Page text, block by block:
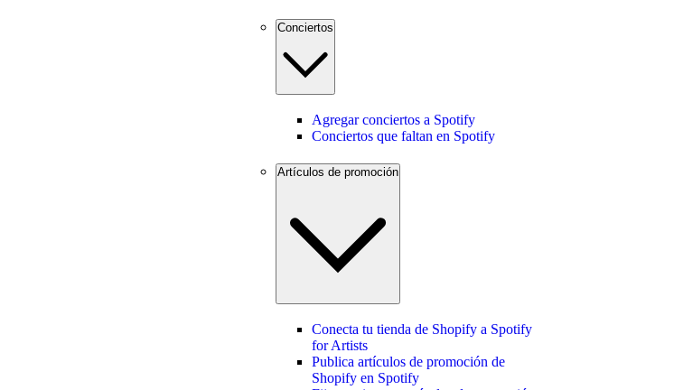
Conciertos
Agregar conciertos a Spotify
Conciertos que faltan en Spotify
Artículos de promoción
Conecta tu tienda de Shopify a Spotify
for Artists
Publica artículos de promoción de
Shopify en Spotify